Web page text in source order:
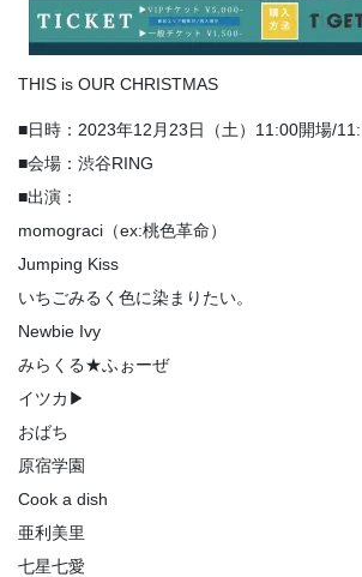
THIS is OUR CHRISTMAS
■日時：2023年12月23日（土）11:00開場/
■会場：渋谷RING
■出演：
momograci（ex:桃色革命）
Jumping Kiss
いちごみるく色に染まりたい。
Newbie Ivy
みらくる★ふぉーぜ
イツカ▶︎
おばち
原宿学園
Cook a dish
亜利美里
七星七愛